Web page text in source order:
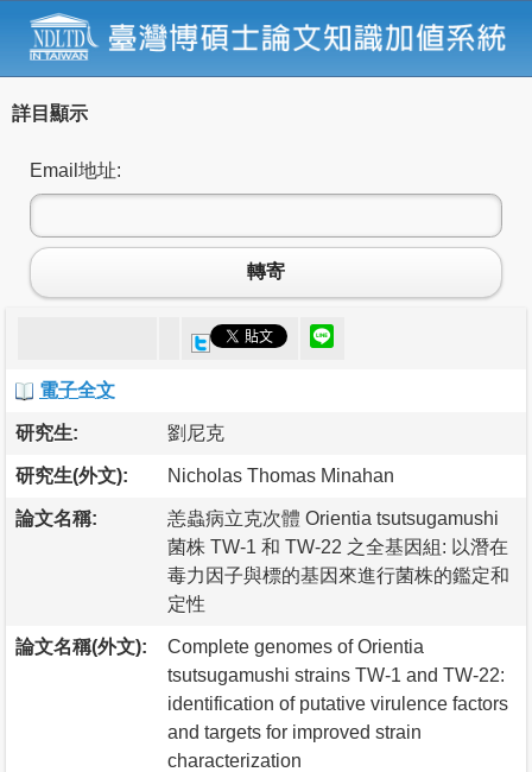
詳目顯示
Email地址:
轉寄
電子全文
研究生: 劉尼克
研究生(外文): Nicholas Thomas Minahan
論文名稱:
恙蟲病立克次體 Orientia tsutsugamushi
菌株 TW-1 和 TW-22 之全基因組: 以潛在
毒力因子與標的基因來進行菌株的鑑定和
定性
論文名稱(外文):
Complete genomes of Orientia
tsutsugamushi strains TW-1 and TW-22:
identification of putative virulence factors
and targets for improved strain
characterization